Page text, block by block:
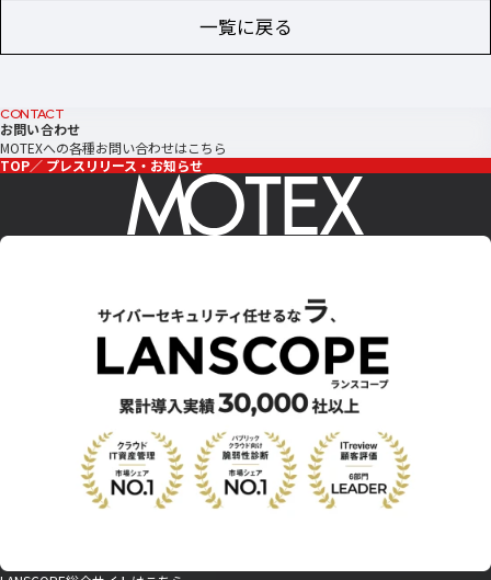
一覧に戻る
CONTACT
お問い合わせ
MOTEXへの各種お問い合わせはこちら
TOP
プレスリリース・お知らせ